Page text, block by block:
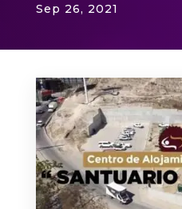
Sep 26, 2021